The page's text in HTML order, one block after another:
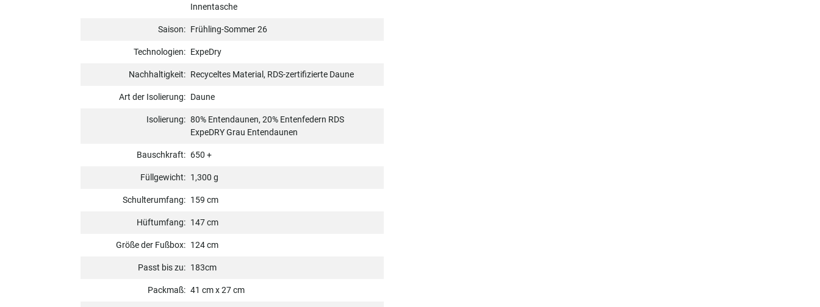
Innentasche
Saison: Frühling-Sommer 26
Technologien: ExpeDry
Nachhaltigkeit: Recyceltes Material, RDS-zertifizierte Daune
Art der Isolierung: Daune
Isolierung: 80% Entendaunen, 20% Entenfedern RDS
ExpeDRY Grau Entendaunen
Bauschkraft: 650 +
Füllgewicht: 1,300 g
Schulterumfang: 159 cm
Hüftumfang: 147 cm
Größe der Fußbox: 124 cm
Passt bis zu: 183cm
Packmaß: 41 cm x 27 cm